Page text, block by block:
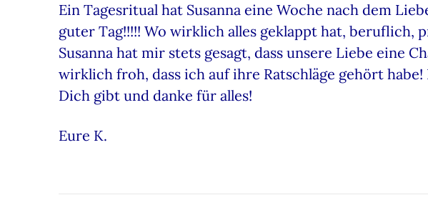
Ein Tagesritual hat Susanna eine Woche nach dem
guter Tag!!!!! Wo wirklich alles geklappt hat, beruflich,
Susanna hat mir stets gesagt, dass unsere Liebe eine
wirklich froh, dass ich auf ihre Ratschläge gehört
Dich gibt und danke für alles!
Eure K.